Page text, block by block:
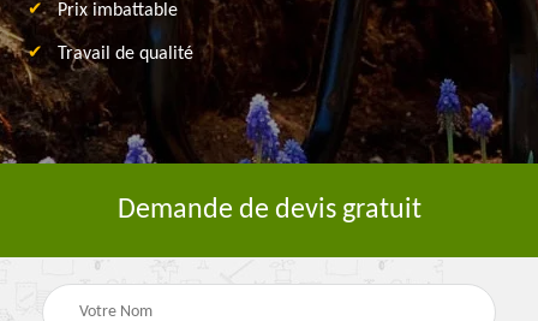
Prix imbattable
Travail de qualité
Demande de devis gratuit